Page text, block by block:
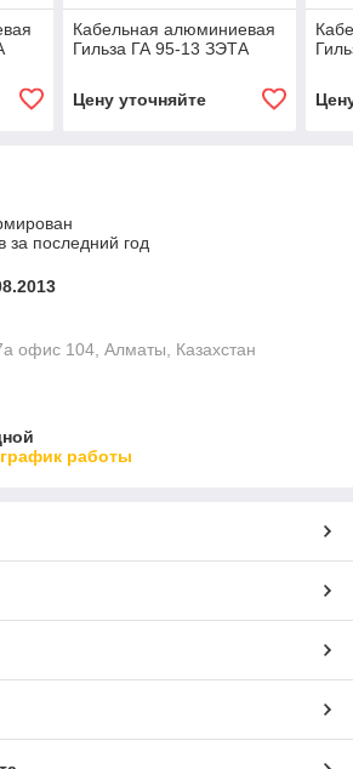
Кабельная алюминиевая
Гильза ГА 95-13 ЗЭТА
Цену уточняйте
за последний год
офис 104, Алматы, Казахстан
работы